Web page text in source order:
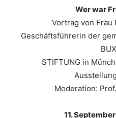
Wer war
Vortrag von Frau
Geschäftsführerin der
STIFTUNG in
Moderation:
11.